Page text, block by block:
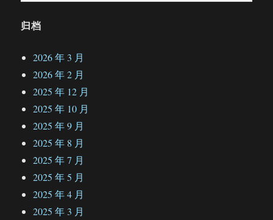
归档
2026 年 3 月
2026 年 2 月
2025 年 12 月
2025 年 10 月
2025 年 9 月
2025 年 8 月
2025 年 7 月
2025 年 5 月
2025 年 4 月
2025 年 3 月